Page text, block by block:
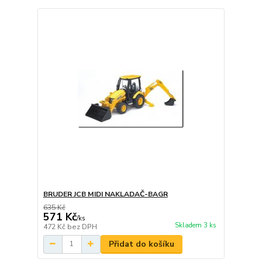
BRUDER JCB MIDI NAKLADAČ-BAGR
635 Kč
571 Kč/ks
472 Kč bez DPH Skladem 3 ks
Přidat do košíku